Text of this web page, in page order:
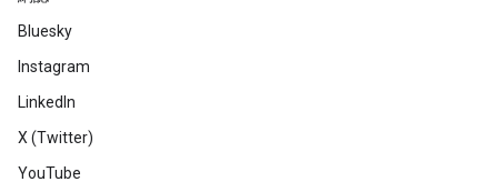
Bluesky
Instagram
LinkedIn
X (Twitter)
YouTube